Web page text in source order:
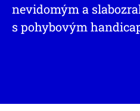
nevidomým a
s pohybovým